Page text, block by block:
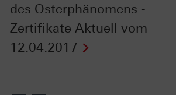
des Osterphänomens -
Zertifikate Aktuell vom
12.04.2017